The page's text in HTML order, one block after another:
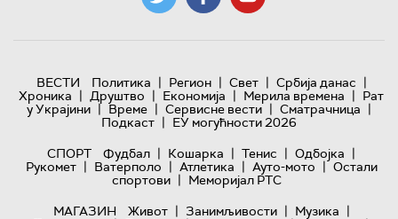
ВЕСТИ Политика | Регион | Свет | Србија данас |
Хроника | Друштво | Економија | Мерила времена | Рат
у Украјини | Време | Сервисне вести | Сматрачница |
Подкаст | ЕУ могућности 2026
СПОРТ
Фудбал | Кошарка | Тенис | Одбојка |
Рукомет | Ватерполо | Атлетика | Ауто-мото | Остали
спортови | Меморијал РТС
МАГАЗИН
Живот | Занимљивости | Музика |